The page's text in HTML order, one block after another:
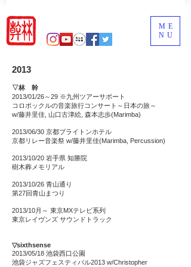
ME
NU
2013
▽林 幹
2013/01/26～29 ※九州ツアーサポート
コロポックルの音楽旅行コンサート～日本の旅～
w/藤井里佳, 山口古津絵, 森本志歩(Marimba)
2013/06/30 京都ブライトンホテル
京都リレー音楽祭 w/藤井里佳(Marimba, Percussion)
2013/10/20 岩手県 知勝院
樹木葬メモリアル
2013/10/26 青山通り
第27回青山まつり
2013/10月～ 東京MXテレビ系列
東京レイヴンズ サウンドトラック
▽sixthsense
2013/05/18 池袋西口公園
池袋ジャズフェスティバル2013 w/Christopher